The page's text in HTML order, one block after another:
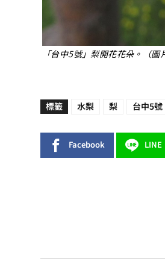
「台中5號」梨開花花朵。（
標籤 水梨 梨 台中5號
Facebook LINE